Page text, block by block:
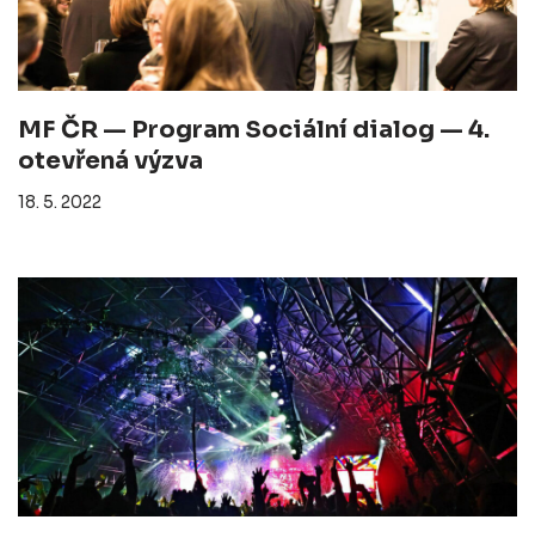
MF ČR — Program Sociální dialog — 4.
otevřená výzva
18. 5. 2022